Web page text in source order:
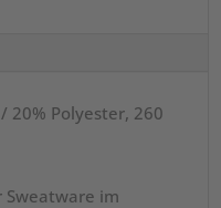
20% Polyester, 260
Sweatware im